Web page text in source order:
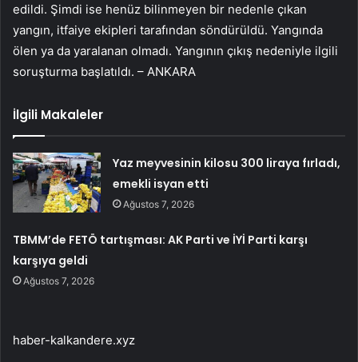
edildi. Şimdi ise henüz bilinmeyen bir nedenle çıkan
yangın, itfaiye ekipleri tarafından söndürüldü. Yangında
ölen ya da yaralanan olmadı. Yangının çıkış nedeniyle ilgili
soruşturma başlatıldı. – ANKARA
İlgili Makaleler
Yaz meyvesinin kilosu 300 liraya fırladı,
emekli isyan etti
Ağustos 7, 2026
TBMM’de FETÖ tartışması: AK Parti ve İYİ Parti karşı
karşıya geldi
Ağustos 7, 2026
haber-kalkandere.xyz